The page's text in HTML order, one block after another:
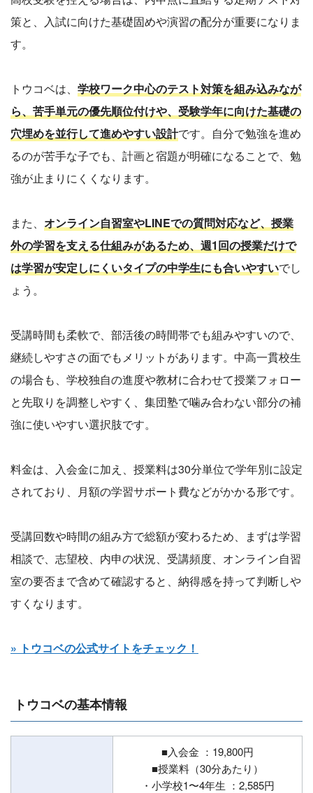
策と、入試に向けた基礎固めや演習の配分が重要になりま
す。
トウコベは、 学校ワーク中心のテスト対策を組み込みなが
ら、苦手単元の優先順位付けや、受験学年に向けた基礎の
穴埋めを並行して進めやすい設計です。自分で勉強を進め
るのが苦手な子でも、計画と宿題が明確になることで、勉
強が止まりにくくなります。
また、 オンライン自習室やLINEでの質問対応など、授業
外の学習を支える仕組みがあるため、週1回の授業だけで
は学習が安定しにくいタイプの中学生にも合いやすいでし
ょう。
受講時間も柔軟で、部活後の時間帯でも組みやすいので、
継続しやすさの面でもメリットがあります。中高一貫校生
の場合も、学校独自の進度や教材に合わせて授業フォロー
と先取りを調整しやすく、集団塾で噛み合わない部分の補
強に使いやすい選択肢です。
料金は、入会金に加え、授業料は30分単位で学年別に設定
されており、月額の学習サポート費などがかかる形です。
受講回数や時間の組み方で総額が変わるため、まずは学習
相談で、志望校、内申の状況、受講頻度、オンライン自習
室の要否まで含めて確認すると、納得感を持って判断しや
すくなります。
» トウコベの公式サイトをチェック！
トウコベの基本情報
■入会金 ：19,800円
■授業料（30分あたり）
・小学校1〜4年生 ：2,585円